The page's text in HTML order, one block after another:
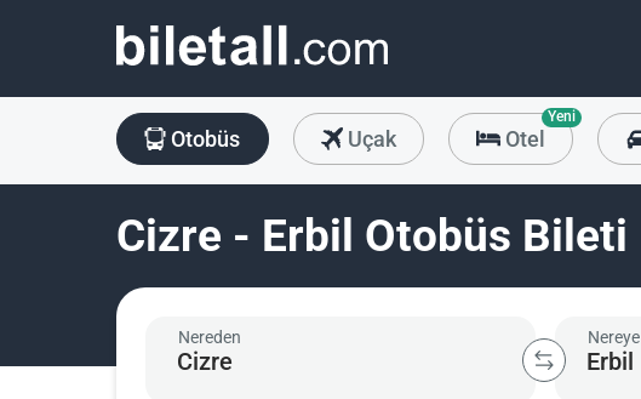
Otobüs Uçak Otel
Yeni
Cizre - Erbil Otobüs Bileti
Nereden Nereye